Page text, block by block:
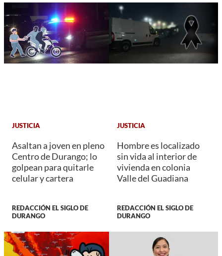
JUSTICIA
Asaltan a joven en pleno
Centro de Durango; lo
golpean para quitarle
celular y cartera
REDACCIÓN EL SIGLO DE
DURANGO
JUSTICIA
Hombre es localizado
sin vida al interior de
vivienda en colonia
Valle del Guadiana
REDACCIÓN EL SIGLO DE
DURANGO